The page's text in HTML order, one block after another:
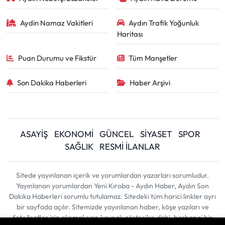
Aydin Namaz Vakitleri
Aydın Trafik Yoğunluk
Haritası
Puan Durumu ve Fikstür Tüm Manşetler
Son Dakika Haberleri Haber Arşivi
ASAYİŞ EKONOMİ GÜNCEL SİYASET
SPOR
SAĞLIK
RESMİ İLANLAR
Sitede yayınlanan içerik ve yorumlardan yazarları sorumludur.
Yayınlanan yorumlardan Yeni Kıroba - Aydın Haber, Aydın Son
Dakika Haberleri sorumlu tutulamaz. Sitedeki tüm harici linkler ayrı
bir sayfada açılır. Sitemizde yayınlanan haber, köşe yazıları ve
fotoğraflar izin alınmaksızın kaynak gösterilse dahi, herhangi bir